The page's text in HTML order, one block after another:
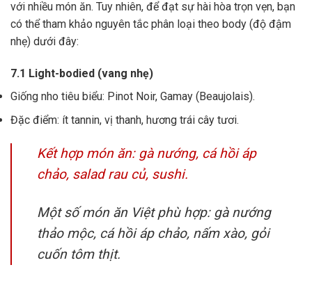
với nhiều món ăn. Tuy nhiên, để đạt sự hài hòa trọn vẹn, bạn
có thể tham khảo nguyên tắc phân loại theo body (độ đậm
nhẹ) dưới đây:
7.1 Light-bodied (vang nhẹ)
Giống nho tiêu biểu: Pinot Noir, Gamay (Beaujolais).
Đặc điểm: ít tannin, vị thanh, hương trái cây tươi.
Kết hợp món ăn: gà nướng, cá hồi áp
chảo, salad rau củ, sushi.
Một số món ăn Việt phù hợp: gà nướng
thảo mộc, cá hồi áp chảo, nấm xào, gỏi
cuốn tôm thịt.